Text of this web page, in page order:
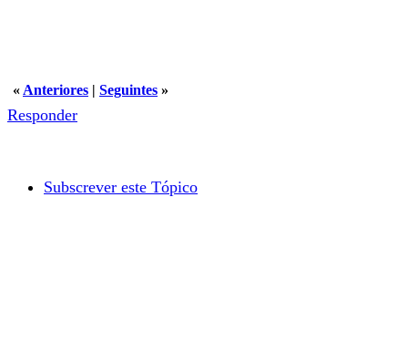
« Anteriores | Seguintes »
Responder
Subscrever este Tópico